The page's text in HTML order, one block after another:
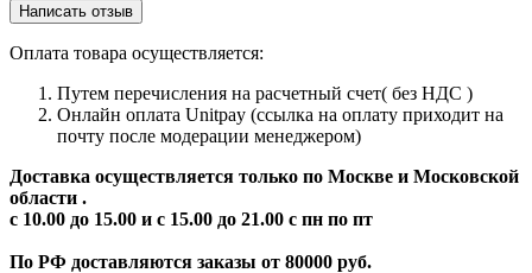
Написать отзыв
Оплата товара осуществляется:
Путем перечисления на расчетный счет( без НДС )
Онлайн оплата Unitpay (ссылка на оплату приходит на
почту после модерации менеджером)
Доставка осуществляется только по Москве и Московской
области .
с 10.00 до 15.00 и с 15.00 до 21.00 с пн по пт
По РФ доставляются заказы от 80000 руб.